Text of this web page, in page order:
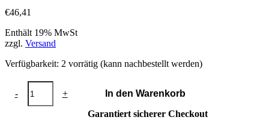
€46,41
Enthält 19% MwSt
zzgl. Versand
Verfügbarkeit: 2 vorrätig (kann nachbestellt werden)
-
Pumpe
+
In den Warenkorb
Garantiert sicherer Checkout